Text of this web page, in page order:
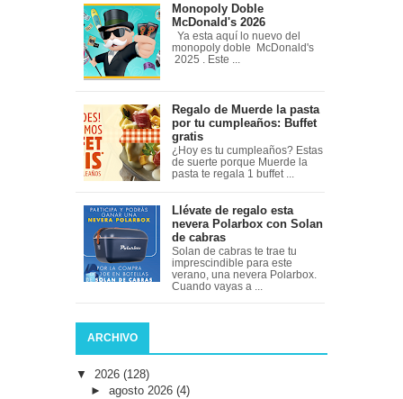
Monopoly Doble
McDonald's 2026
Ya esta aquí lo nuevo del
monopoly doble McDonald's
2025 . Este ...
Regalo de Muerde la pasta
por tu cumpleaños: Buffet
gratis
¿Hoy es tu cumpleaños? Estas
de suerte porque Muerde la
pasta te regala 1 buffet ...
Llévate de regalo esta
nevera Polarbox con Solan
de cabras
Solan de cabras te trae tu
imprescindible para este
verano, una nevera Polarbox.
Cuando vayas a ...
ARCHIVO
▼ 2026 (128)
► agosto 2026 (4)